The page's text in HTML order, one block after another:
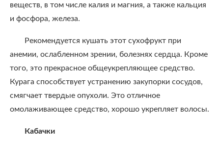
веществ, в том числе калия и магния, а также кальция
и фосфора, железа.
Рекомендуется кушать этот сухофрукт при
анемии, ослабленном зрении, болезнях сердца. Кроме
того, это прекрасное общеукрепляющее средство.
Курага способствует устранению закупорки сосудов,
смягчает твердые опухоли. Это отличное
омолаживающее средство, хорошо укрепляет волосы.
Кабачки